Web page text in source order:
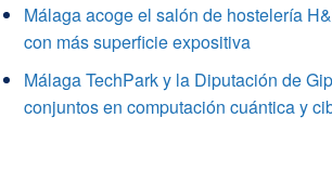
Málaga acoge el salón de hostelería
con más superficie expositiva
Málaga TechPark y la Diputación de
conjuntos en computación cuántica y